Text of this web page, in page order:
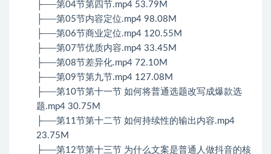
├──第04节第四节.mp4 53.79M
├──第05节内容定位.mp4 98.08M
├──第06节商业定位.mp4 120.55M
├──第07节优质内容.mp4 33.45M
├──第08节差异化.mp4 72.10M
├──第09节第九节.mp4 127.08M
├──第10节第十一节 如何将普通选题改写成爆款选
题.mp4 30.75M
├──第11节第十二节 如何持续性的输出内容.mp4
23.75M
├──第12节第十三节 为什么文案是普通人做抖音的核